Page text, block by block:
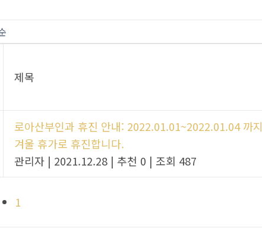
제목
로아산부인과 휴진 안내: 2022.01.01~2022.01.04 까지
겨울 휴가로 휴진합니다.
관리자 | 2021.12.28 | 추천 0 | 조회 487
1